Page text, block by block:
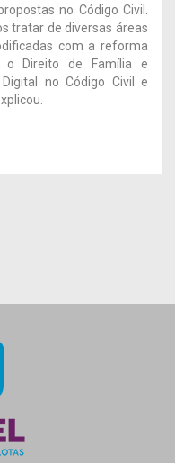
no Código Civil.
tratar de diversas áreas
com a reforma
o Direito de Família e
no Código Civil e